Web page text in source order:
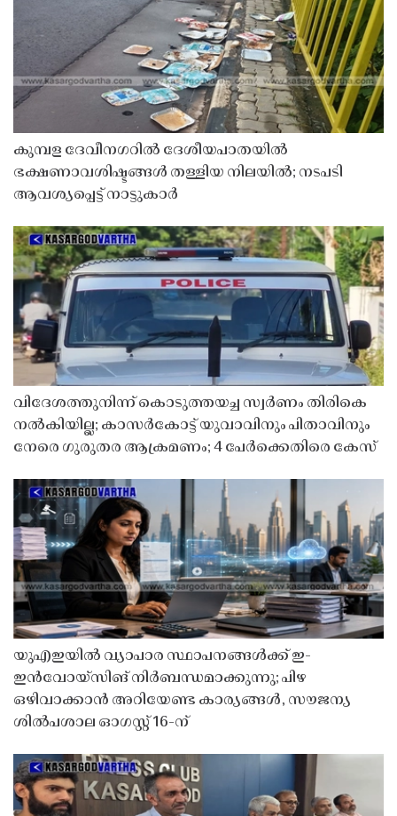
കുമ്പള ദേവീനഗറിൽ ദേശീയപാതയിൽ
ഭക്ഷണാവശിഷ്ടങ്ങൾ തള്ളിയ നിലയിൽ; നടപടി
ആവശ്യപ്പെട്ട് നാട്ടുകാർ
വിദേശത്തുനിന്ന് കൊടുത്തയച്ച സ്വർണം തിരികെ
നൽകിയില്ല; കാസർകോട്ട് യുവാവിനും പിതാവിനും
നേരെ ഗുരുതര ആക്രമണം; 4 പേർക്കെതിരെ കേസ്
യുഎഇയിൽ വ്യാപാര സ്ഥാപനങ്ങൾക്ക് ഇ-
ഇൻവോയ്സിങ് നിർബന്ധമാക്കുന്നു; പിഴ
ഒഴിവാക്കാൻ അറിയേണ്ട കാര്യങ്ങൾ, സൗജന്യ
ശിൽപശാല ഓഗസ്റ്റ് 16-ന്